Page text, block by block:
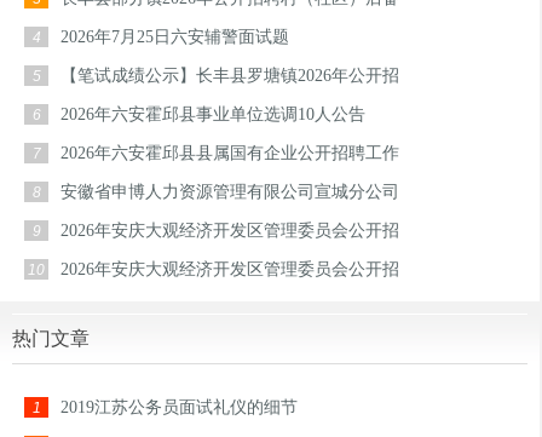
4 2026年7月25日六安辅警面试题
5 【笔试成绩公示】长丰县罗塘镇2026年公开招
6 2026年六安霍邱县事业单位选调10人公告
7 2026年六安霍邱县县属国有企业公开招聘工作
8 安徽省申博人力资源管理有限公司宣城分公司
9 2026年安庆大观经济开发区管理委员会公开招
10 2026年安庆大观经济开发区管理委员会公开招
热门文章
1 2019江苏公务员面试礼仪的细节